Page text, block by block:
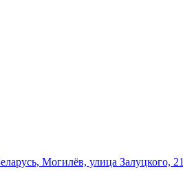
Могилёв, улица Залуцкого, 21